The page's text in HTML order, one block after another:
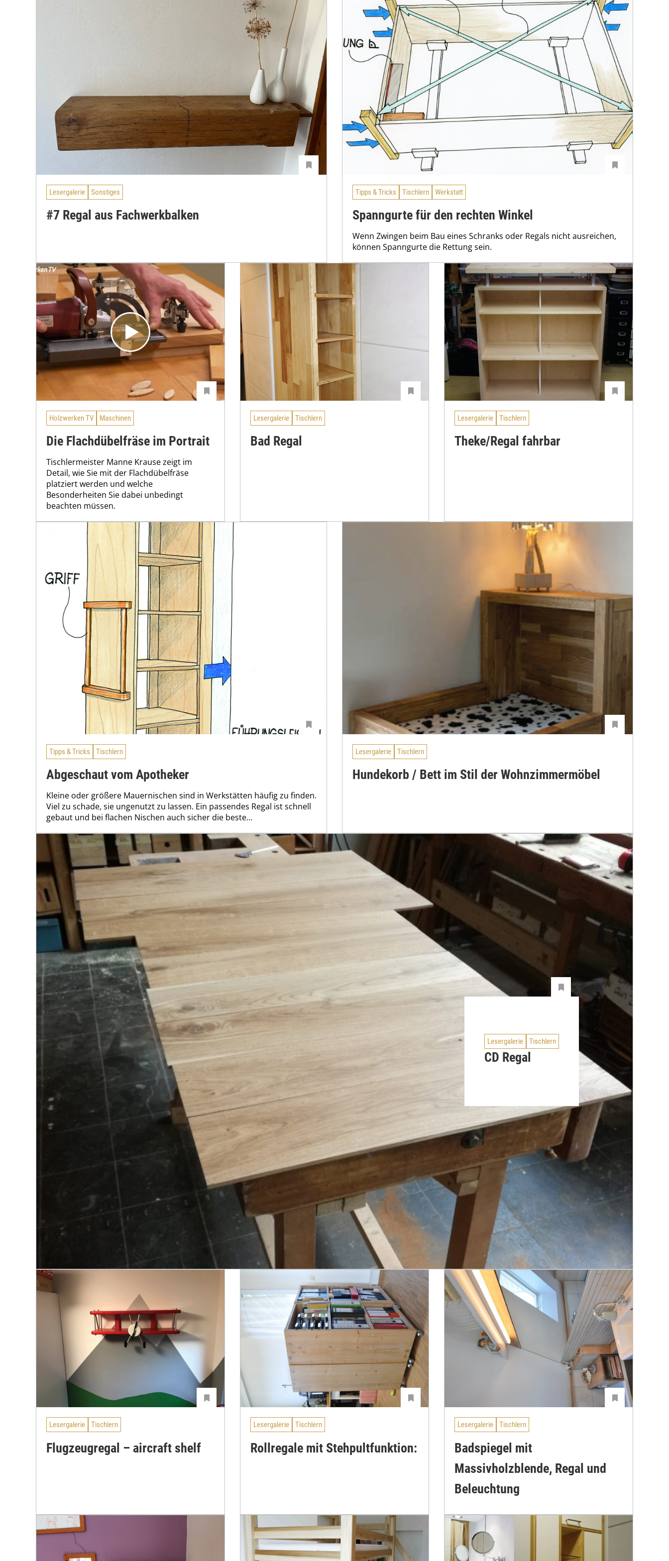
Lesergalerie Sonstiges
#7 Regal aus Fachwerkbalken
Tipps & Tricks Tischlern Werkstatt
Spanngurte für den rechten Winkel
Wenn Zwingen beim Bau eines Schranks oder Regals nicht ausreichen,
können Spanngurte die Rettung sein.
Holzwerken TV Maschinen
Die Flachdübelfräse im Portrait
Tischlermeister Manne Krause zeigt im
Detail, wie Sie mit der Flachdübelfräse
platziert werden und welche
Besonderheiten Sie dabei unbedingt
beachten müssen.
Lesergalerie Tischlern
Bad Regal
Lesergalerie Tischlern
Theke/Regal fahrbar
Tipps & Tricks Tischlern
Abgeschaut vom Apotheker
Kleine oder größere Mauernischen sind in Werkstätten häufig zu finden.
Viel zu schade, sie ungenutzt zu lassen. Ein passendes Regal ist schnell
gebaut und bei flachen Nischen auch sicher die beste...
Lesergalerie Tischlern
Hundekorb / Bett im Stil der Wohnzimmermöbel
Lesergalerie Tischlern
CD Regal
Lesergalerie Tischlern
Flugzeugregal – aircraft shelf
Lesergalerie Tischlern
Rollregale mit Stehpultfunktion:
Lesergalerie Tischlern
Badspiegel mit
Massivholzblende, Regal und
Beleuchtung